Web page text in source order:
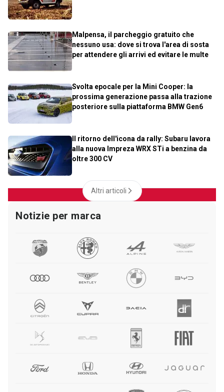
Malpensa, il parcheggio gratuito che
nessuno usa: dove si trova l'area di sosta
per attendere gli arrivi ed evitare le multe
Svolta epocale per la Mini Cooper: la
prossima generazione passa alla trazione
posteriore sulla piattaforma BMW Gen6
Il ritorno dell'icona da rally: Subaru lavora
alla nuova Impreza WRX STi a benzina da
oltre 300 CV
Altri articoli
Notizie per marca